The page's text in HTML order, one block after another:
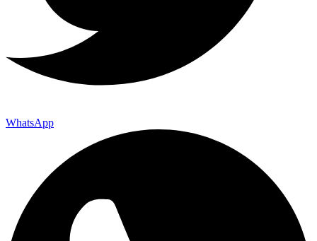
WhatsApp